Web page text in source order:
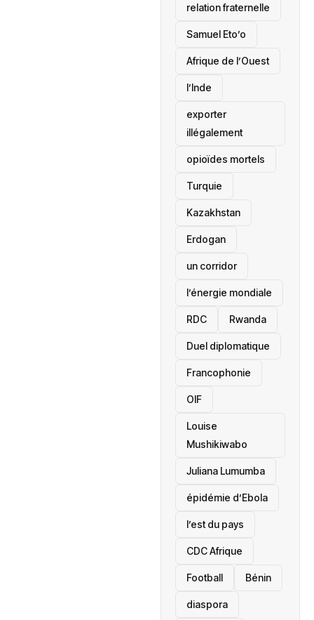
relation fraternelle
Samuel Eto’o
Afrique de l’Ouest
l’Inde
exporter
illégalement
opioïdes mortels
‎Turquie
Kazakhstan
Erdogan
un corridor
l’énergie mondiale
RDC Rwanda
Duel diplomatique
Francophonie
OIF
Louise
Mushikiwabo
Juliana Lumumba
épidémie d’Ebola
l’est du pays
CDC Afrique
Football Bénin
diaspora